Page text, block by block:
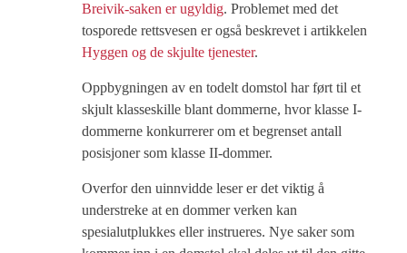
Breivik-saken er ugyldig. Problemet med det
tosporede rettsvesen er også beskrevet i artikkelen
Hyggen og de skjulte tjenester.
Oppbygningen av en todelt domstol har ført til et
skjult klasseskille blant dommerne, hvor klasse I-
dommerne konkurrerer om et begrenset antall
posisjoner som klasse II-dommer.
Overfor den uinnvidde leser er det viktig å
understreke at en dommer verken kan
spesialutplukkes eller instrueres. Nye saker som